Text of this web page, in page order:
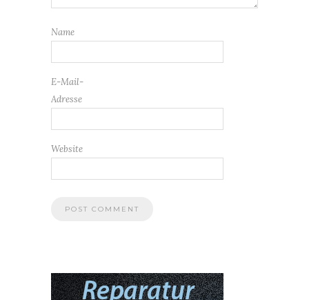
Name
E-Mail-
Adresse
Website